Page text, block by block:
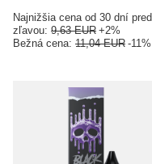
Najnižšia cena od 30 dní pred
zľavou: 9,63 EUR +2%
Bežná cena: 11,04 EUR -11%